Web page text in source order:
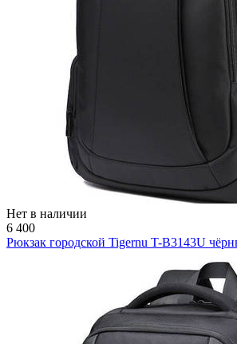
Нет в наличии
6 400
Рюкзак городской Tigernu T-B3143U